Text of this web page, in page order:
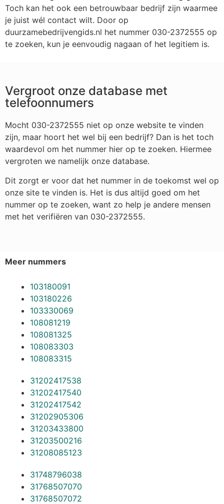
Toch kan het ook een betrouwbaar bedrijf zijn waarmee
je juist wél contact wilt. Door op
duurzamebedrijvengids.nl het nummer 030-2372555 op
te zoeken, kun je eenvoudig nagaan of het legitiem is.
Vergroot onze database met
telefoonnumers
Mocht 030-2372555 niet op onze website te vinden
zijn, maar hoort het wel bij een bedrijf? Dan is het toch
waardevol om het nummer hier op te zoeken. Hiermee
vergroten we namelijk onze database.
Dit zorgt er voor dat het nummer in de toekomst wel op
onze site te vinden is. Het is dus altijd goed om het
nummer op te zoeken, want zo help je andere mensen
met het verifiëren van 030-2372555.
Meer nummers
103180091
103180226
103330069
108081219
108081325
108083303
108083315
31202417538
31202417540
31202417542
31202905306
31203433800
31203500216
31208085123
31748796038
31768507070
31768507072